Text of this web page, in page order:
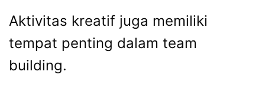
Aktivitas kreatif juga memiliki
tempat penting dalam team
building.